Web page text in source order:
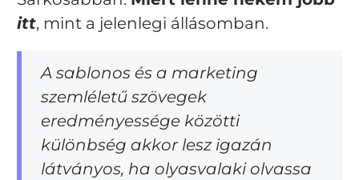
itt, mint a jelenlegi állásomban.
A sablonos és a marketing
szemléletű szövegek
eredményessége közötti
különbség akkor lesz igazán
látványos, ha olyasvalaki olvassa